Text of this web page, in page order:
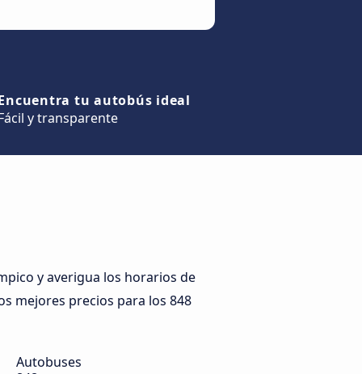
tu autobús ideal
y transparente
y averigua los horarios de
mejores precios para los 848
Autobuses